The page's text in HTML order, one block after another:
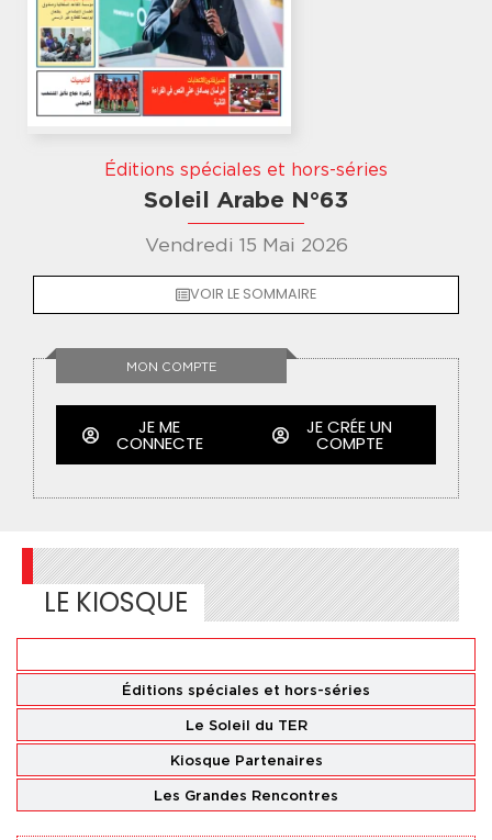
Éditions spéciales et hors-séries
Soleil Arabe N°63
Vendredi 15 Mai 2026
VOIR LE SOMMAIRE
MON COMPTE
JE ME
CONNECTE
JE CRÉE UN
COMPTE
LE KIOSQUE
Éditions spéciales et hors-séries
Le Soleil du TER
Kiosque Partenaires
Les Grandes Rencontres